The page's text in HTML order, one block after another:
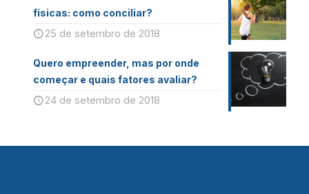
físicas: como conciliar?
25 de setembro de 2018
Quero empreender, mas por onde
começar e quais fatores avaliar?
24 de setembro de 2018